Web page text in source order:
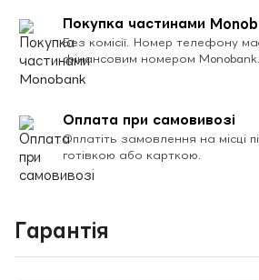
Покупка частинами
Без комісії. Номер телефону
фінансовим номером Monobank.
Оплата при самовивозі
Оплатіть замовлення на місці
готівкою або карткою.
Гарантія